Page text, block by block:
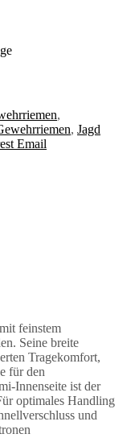
,
, Jagd
Email
feinstem
Seine breite
Tragekomfort,
für den
Innenseite ist der
optimales Handling
und